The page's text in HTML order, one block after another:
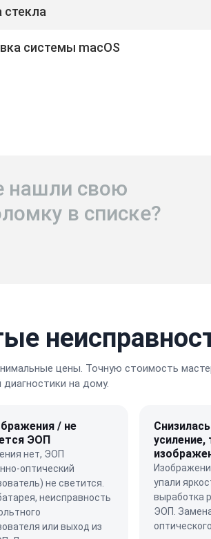
стекла
системы macOS
нашли свою
в списке?
цены. Точную стоимость
диагностики на дому.
/ не
ЭОП
нет, ЭОП
оптический
не светится.
неисправность
или выход из
усиление,
упали
выработка
ЭОП.